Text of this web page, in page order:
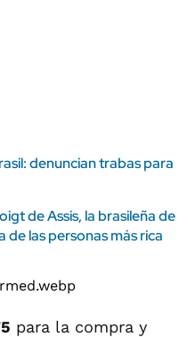
denuncian trabas para
de Assis, la brasileña de
de las personas más rica
para la compra y